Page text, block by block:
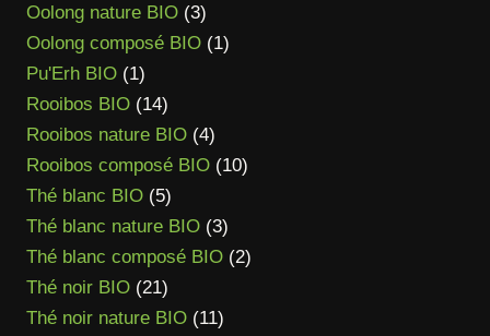
produits
Oolong nature BIO 33
produits
Oolong composé BIO 11
Pu'Erh BIO 11
produit
Rooibos BIO 1414
produits
Rooibos nature BIO 44
produits
Rooibos composé BIO 1010
Thé blanc BIO 55
produits
Thé blanc nature BIO 33
produits
Thé blanc composé BIO 22
Thé noir BIO 2121
produits
Thé noir nature BIO 1111